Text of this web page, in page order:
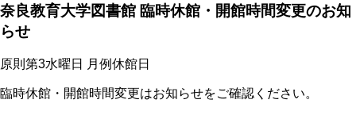
奈良教育大学図書館 臨時休館・開館時間変更のお知
らせ
原則第3水曜日 月例休館日
臨時休館・開館時間変更はお知らせをご確認ください。